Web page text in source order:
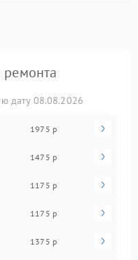
ремонта
дату 08.08.2026
1975 р
1475 р
1175 р
1175 р
1375 р